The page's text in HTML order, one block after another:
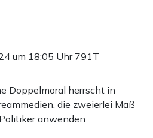
um 18:05 Uhr 791T
Doppelmoral herrscht in
die zweierlei Maß
anwenden